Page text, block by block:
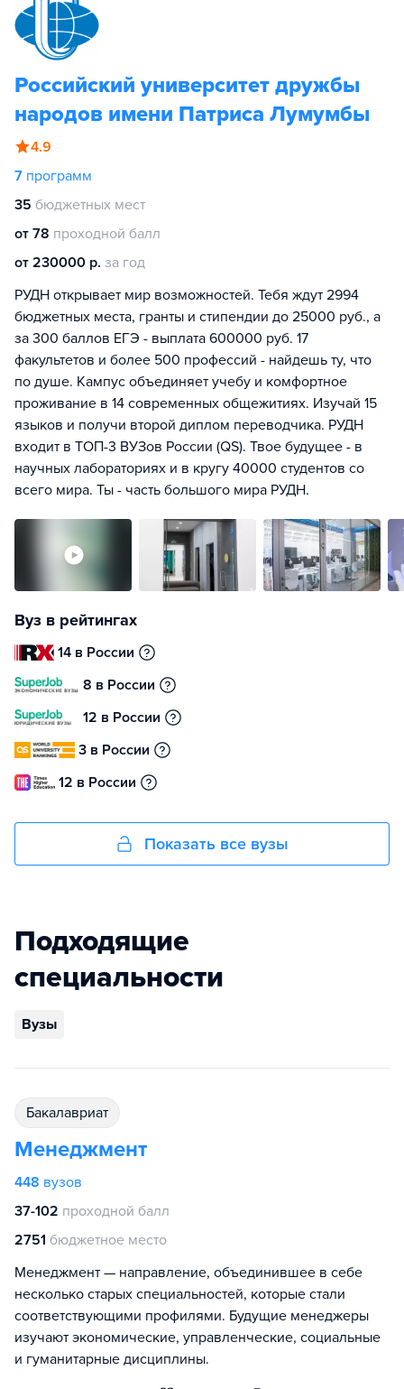
Российский университет дружбы
народов имени Патриса Лумумбы
4.9
7 программ
35 бюджетных мест
от 78 проходной балл
от 230000 р. за год
РУДН открывает мир возможностей. Тебя ждут 2994
бюджетных места, гранты и стипендии до 25000 руб., а
за 300 баллов ЕГЭ - выплата 600000 руб. 17
факультетов и более 500 профессий - найдешь ту, что
по душе. Кампус объединяет учебу и комфортное
проживание в 14 современных общежитиях. Изучай 15
языков и получи второй диплом переводчика. РУДН
входит в ТОП-3 ВУЗов России (QS). Твое будущее - в
научных лабораториях и в кругу 40000 студентов со
всего мира. Ты - часть большого мира РУДН.
Вуз в рейтингах
14 в России
8 в России
12 в России
3 в России
12 в России
Показать все вузы
Подходящие
специальности
Вузы
бакалавриат
Менеджмент
448 вузов
37-102 проходной балл
2751 бюджетное место
Менеджмент — направление, объединившее в себе
несколько старых специальностей, которые стали
соответствующими профилями. Будущие менеджеры
изучают экономические, управленческие, социальные
и гуманитарные дисциплины.